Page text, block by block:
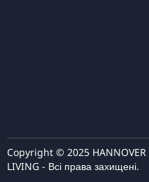
Copyright © 2025 HANNOVER
LIVING - Всі права захищені.